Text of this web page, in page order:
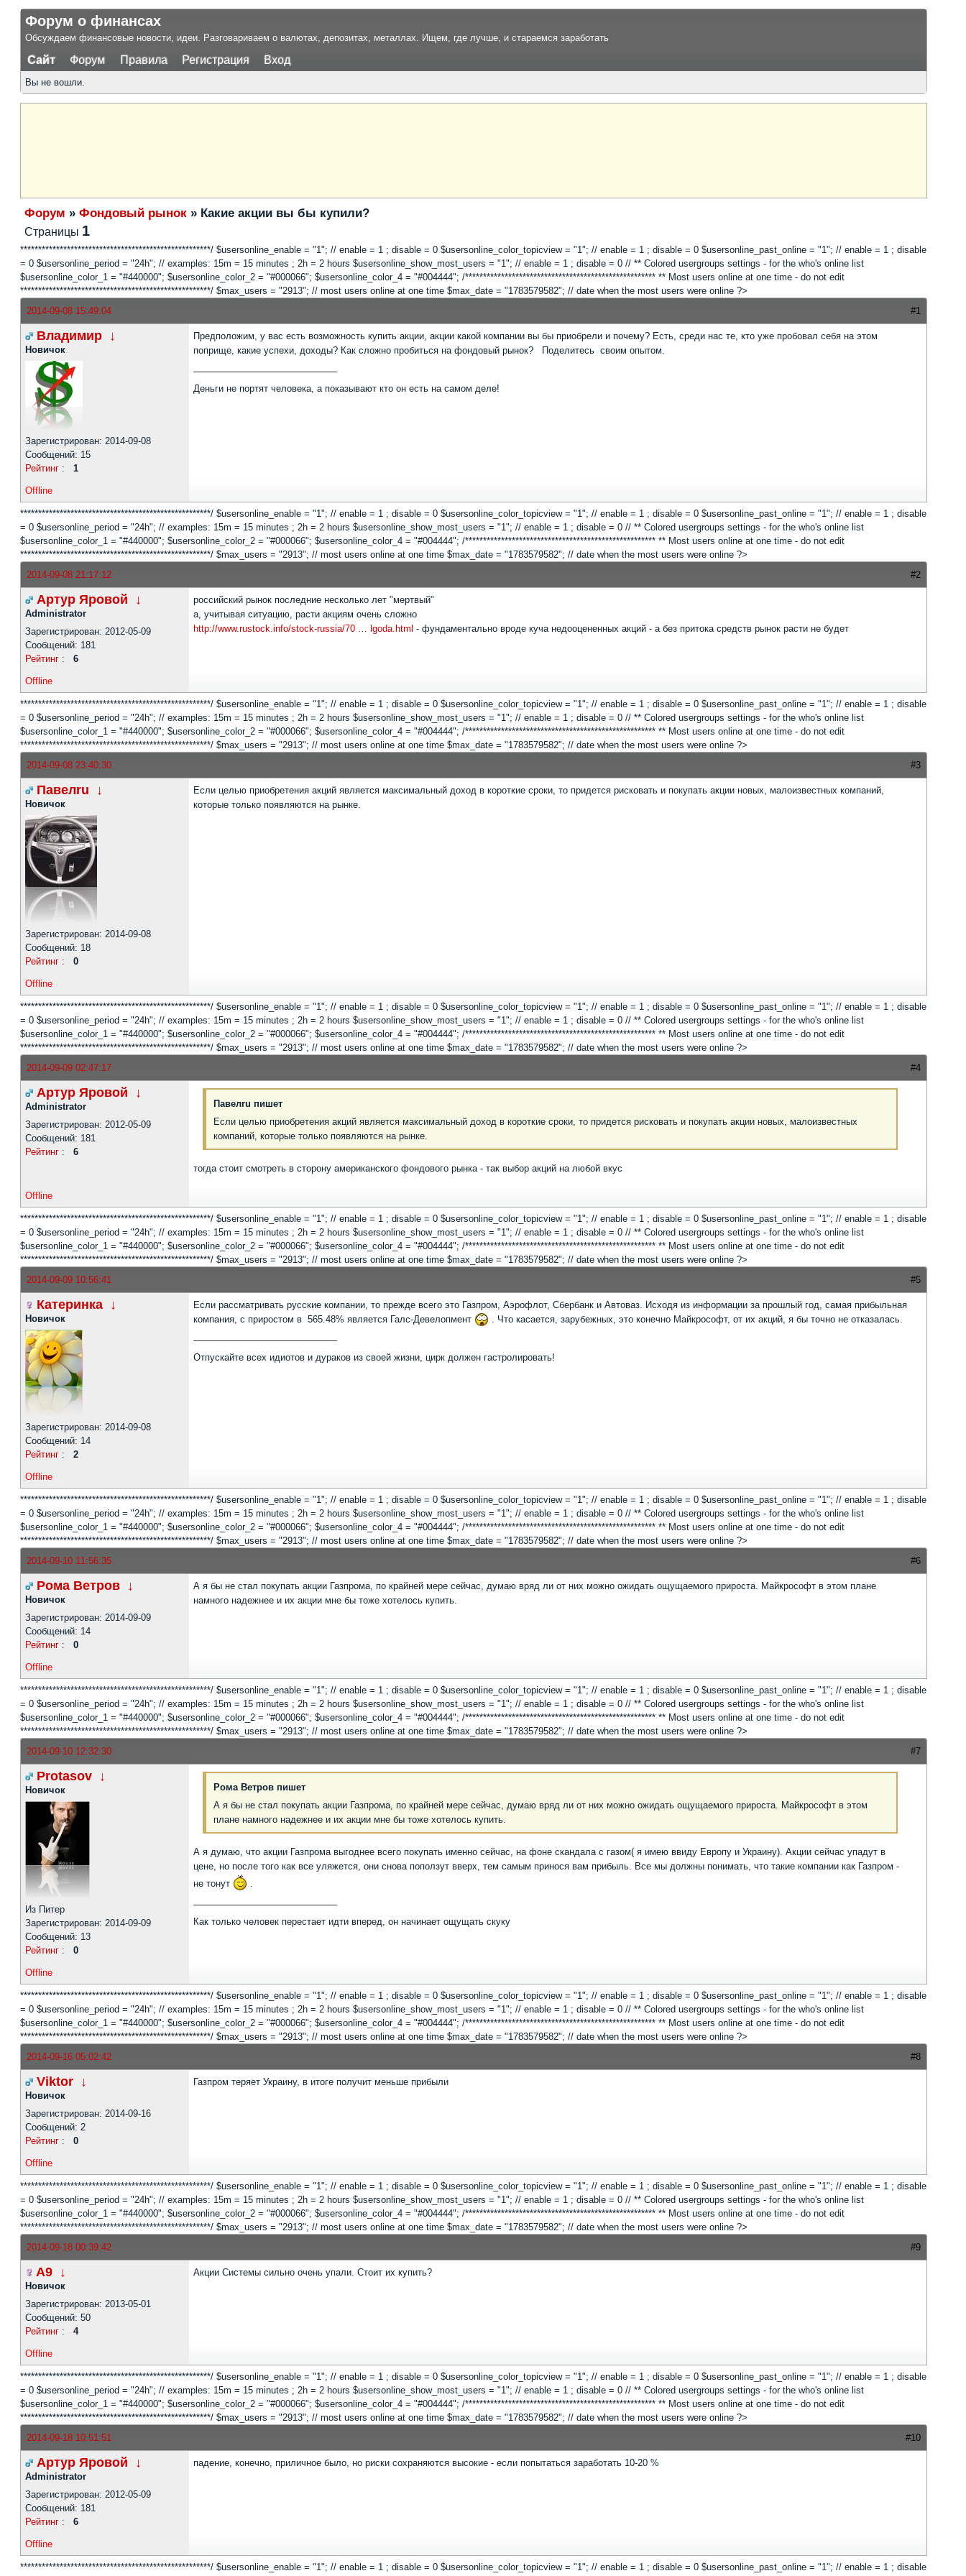
Форум о финансах
Обсуждаем финансовые новости, идеи. Разговариваем о валютах, депозитах, металлах. Ищем, где лучше, и стараемся заработать
Сайт Форум Правила Регистрация Вход
Вы не вошли.
Форум » Фондовый рынок » Какие акции вы бы купили?
Страницы 1
*****************************************************/ $usersonline_enable = "1"; // enable = 1 ; disable = 0 $usersonline_color_topicview = "1"; // enable = 1 ; disable = 0 $usersonline_past_online = "1"; // enable = 1 ; disable
= 0 $usersonline_period = "24h"; // examples: 15m = 15 minutes ; 2h = 2 hours $usersonline_show_most_users = "1"; // enable = 1 ; disable = 0 // ** Colored usergroups settings - for the who's online list
$usersonline_color_1 = "#440000"; $usersonline_color_2 = "#000066"; $usersonline_color_4 = "#004444"; /***************************************************** ** Most users online at one time - do not edit
*****************************************************/ $max_users = "2913"; // most users online at one time $max_date = "1783579582"; // date when the most users were online ?>
#1
2014-09-08 15:49:04
Владимир ↓
Новичок
Зарегистрирован: 2014-09-08
Сообщений: 15
Рейтинг : 1
Предположим, у вас есть возможность купить акции, акции какой компании вы бы приобрели и почему? Есть, среди нас те, кто уже пробовал себя на этом
поприще, какие успехи, доходы? Как сложно пробиться на фондовый рынок? Поделитесь своим опытом.
Деньги не портят человека, а показывают кто он есть на самом деле!
Offline
*****************************************************/ $usersonline_enable = "1"; // enable = 1 ; disable = 0 $usersonline_color_topicview = "1"; // enable = 1 ; disable = 0 $usersonline_past_online = "1"; // enable = 1 ; disable
= 0 $usersonline_period = "24h"; // examples: 15m = 15 minutes ; 2h = 2 hours $usersonline_show_most_users = "1"; // enable = 1 ; disable = 0 // ** Colored usergroups settings - for the who's online list
$usersonline_color_1 = "#440000"; $usersonline_color_2 = "#000066"; $usersonline_color_4 = "#004444"; /***************************************************** ** Most users online at one time - do not edit
*****************************************************/ $max_users = "2913"; // most users online at one time $max_date = "1783579582"; // date when the most users were online ?>
#2
2014-09-08 21:17:12
Артур Яровой ↓
Administrator
Зарегистрирован: 2012-05-09
Сообщений: 181
Рейтинг : 6
российский рынок последние несколько лет "мертвый"
а, учитывая ситуацию, расти акциям очень сложно
http://www.rustock.info/stock-russia/70 … lgoda.html - фундаментально вроде куча недооцененных акций - а без притока средств рынок расти не будет
Offline
*****************************************************/ $usersonline_enable = "1"; // enable = 1 ; disable = 0 $usersonline_color_topicview = "1"; // enable = 1 ; disable = 0 $usersonline_past_online = "1"; // enable = 1 ; disable
= 0 $usersonline_period = "24h"; // examples: 15m = 15 minutes ; 2h = 2 hours $usersonline_show_most_users = "1"; // enable = 1 ; disable = 0 // ** Colored usergroups settings - for the who's online list
$usersonline_color_1 = "#440000"; $usersonline_color_2 = "#000066"; $usersonline_color_4 = "#004444"; /***************************************************** ** Most users online at one time - do not edit
*****************************************************/ $max_users = "2913"; // most users online at one time $max_date = "1783579582"; // date when the most users were online ?>
#3
2014-09-08 23:40:30
Павелru ↓
Новичок
Зарегистрирован: 2014-09-08
Сообщений: 18
Рейтинг : 0
Если целью приобретения акций является максимальный доход в короткие сроки, то придется рисковать и покупать акции новых, малоизвестных компаний,
которые только появляются на рынке.
Offline
*****************************************************/ $usersonline_enable = "1"; // enable = 1 ; disable = 0 $usersonline_color_topicview = "1"; // enable = 1 ; disable = 0 $usersonline_past_online = "1"; // enable = 1 ; disable
= 0 $usersonline_period = "24h"; // examples: 15m = 15 minutes ; 2h = 2 hours $usersonline_show_most_users = "1"; // enable = 1 ; disable = 0 // ** Colored usergroups settings - for the who's online list
$usersonline_color_1 = "#440000"; $usersonline_color_2 = "#000066"; $usersonline_color_4 = "#004444"; /***************************************************** ** Most users online at one time - do not edit
*****************************************************/ $max_users = "2913"; // most users online at one time $max_date = "1783579582"; // date when the most users were online ?>
#4
2014-09-09 02:47:17
Артур Яровой ↓
Administrator
Зарегистрирован: 2012-05-09
Сообщений: 181
Рейтинг : 6
Павелru пишет
Если целью приобретения акций является максимальный доход в короткие сроки, то придется рисковать и покупать акции новых, малоизвестных
компаний, которые только появляются на рынке.
тогда стоит смотреть в сторону американского фондового рынка - так выбор акций на любой вкус
Offline
*****************************************************/ $usersonline_enable = "1"; // enable = 1 ; disable = 0 $usersonline_color_topicview = "1"; // enable = 1 ; disable = 0 $usersonline_past_online = "1"; // enable = 1 ; disable
= 0 $usersonline_period = "24h"; // examples: 15m = 15 minutes ; 2h = 2 hours $usersonline_show_most_users = "1"; // enable = 1 ; disable = 0 // ** Colored usergroups settings - for the who's online list
$usersonline_color_1 = "#440000"; $usersonline_color_2 = "#000066"; $usersonline_color_4 = "#004444"; /***************************************************** ** Most users online at one time - do not edit
*****************************************************/ $max_users = "2913"; // most users online at one time $max_date = "1783579582"; // date when the most users were online ?>
#5
2014-09-09 10:56:41
Катеринка ↓
Новичок
Зарегистрирован: 2014-09-08
Сообщений: 14
Рейтинг : 2
Если рассматривать русские компании, то прежде всего это Газпром, Аэрофлот, Сбербанк и Автоваз. Исходя из информации за прошлый год, самая прибыльная
компания, с приростом в 565.48% является Галс-Девелопмент
. Что касается, зарубежных, это конечно Майкрософт, от их акций, я бы точно не отказалась.
Отпускайте всех идиотов и дураков из своей жизни, цирк должен гастролировать!
Offline
*****************************************************/ $usersonline_enable = "1"; // enable = 1 ; disable = 0 $usersonline_color_topicview = "1"; // enable = 1 ; disable = 0 $usersonline_past_online = "1"; // enable = 1 ; disable
= 0 $usersonline_period = "24h"; // examples: 15m = 15 minutes ; 2h = 2 hours $usersonline_show_most_users = "1"; // enable = 1 ; disable = 0 // ** Colored usergroups settings - for the who's online list
$usersonline_color_1 = "#440000"; $usersonline_color_2 = "#000066"; $usersonline_color_4 = "#004444"; /***************************************************** ** Most users online at one time - do not edit
*****************************************************/ $max_users = "2913"; // most users online at one time $max_date = "1783579582"; // date when the most users were online ?>
#6
2014-09-10 11:56:35
Рома Ветров ↓
Новичок
Зарегистрирован: 2014-09-09
Сообщений: 14
Рейтинг : 0
А я бы не стал покупать акции Газпрома, по крайней мере сейчас, думаю вряд ли от них можно ожидать ощущаемого прироста. Майкрософт в этом плане
намного надежнее и их акции мне бы тоже хотелось купить.
Offline
*****************************************************/ $usersonline_enable = "1"; // enable = 1 ; disable = 0 $usersonline_color_topicview = "1"; // enable = 1 ; disable = 0 $usersonline_past_online = "1"; // enable = 1 ; disable
= 0 $usersonline_period = "24h"; // examples: 15m = 15 minutes ; 2h = 2 hours $usersonline_show_most_users = "1"; // enable = 1 ; disable = 0 // ** Colored usergroups settings - for the who's online list
$usersonline_color_1 = "#440000"; $usersonline_color_2 = "#000066"; $usersonline_color_4 = "#004444"; /***************************************************** ** Most users online at one time - do not edit
*****************************************************/ $max_users = "2913"; // most users online at one time $max_date = "1783579582"; // date when the most users were online ?>
#7
2014-09-10 12:32:30
Protasov ↓
Новичок
Из Питер
Зарегистрирован: 2014-09-09
Сообщений: 13
Рейтинг : 0
Рома Ветров пишет
А я бы не стал покупать акции Газпрома, по крайней мере сейчас, думаю вряд ли от них можно ожидать ощущаемого прироста. Майкрософт в этом
плане намного надежнее и их акции мне бы тоже хотелось купить.
А я думаю, что акции Газпрома выгоднее всего покупать именно сейчас, на фоне скандала с газом( я имею ввиду Европу и Украину). Акции сейчас упадут в
цене, но после того как все уляжется, они снова поползут вверх, тем самым принося вам прибыль. Все мы должны понимать, что такие компании как Газпром -
не тонут
.
Как только человек перестает идти вперед, он начинает ощущать скуку
Offline
*****************************************************/ $usersonline_enable = "1"; // enable = 1 ; disable = 0 $usersonline_color_topicview = "1"; // enable = 1 ; disable = 0 $usersonline_past_online = "1"; // enable = 1 ; disable
= 0 $usersonline_period = "24h"; // examples: 15m = 15 minutes ; 2h = 2 hours $usersonline_show_most_users = "1"; // enable = 1 ; disable = 0 // ** Colored usergroups settings - for the who's online list
$usersonline_color_1 = "#440000"; $usersonline_color_2 = "#000066"; $usersonline_color_4 = "#004444"; /***************************************************** ** Most users online at one time - do not edit
*****************************************************/ $max_users = "2913"; // most users online at one time $max_date = "1783579582"; // date when the most users were online ?>
#8
2014-09-16 05:02:42
Viktor ↓
Новичок
Зарегистрирован: 2014-09-16
Сообщений: 2
Рейтинг : 0
Газпром теряет Украину, в итоге получит меньше прибыли
Offline
*****************************************************/ $usersonline_enable = "1"; // enable = 1 ; disable = 0 $usersonline_color_topicview = "1"; // enable = 1 ; disable = 0 $usersonline_past_online = "1"; // enable = 1 ; disable
= 0 $usersonline_period = "24h"; // examples: 15m = 15 minutes ; 2h = 2 hours $usersonline_show_most_users = "1"; // enable = 1 ; disable = 0 // ** Colored usergroups settings - for the who's online list
$usersonline_color_1 = "#440000"; $usersonline_color_2 = "#000066"; $usersonline_color_4 = "#004444"; /***************************************************** ** Most users online at one time - do not edit
*****************************************************/ $max_users = "2913"; // most users online at one time $max_date = "1783579582"; // date when the most users were online ?>
#9
2014-09-18 00:39:42
A9 ↓
Новичок
Зарегистрирован: 2013-05-01
Сообщений: 50
Рейтинг : 4
Акции Системы сильно очень упали. Стоит их купить?
Offline
*****************************************************/ $usersonline_enable = "1"; // enable = 1 ; disable = 0 $usersonline_color_topicview = "1"; // enable = 1 ; disable = 0 $usersonline_past_online = "1"; // enable = 1 ; disable
= 0 $usersonline_period = "24h"; // examples: 15m = 15 minutes ; 2h = 2 hours $usersonline_show_most_users = "1"; // enable = 1 ; disable = 0 // ** Colored usergroups settings - for the who's online list
$usersonline_color_1 = "#440000"; $usersonline_color_2 = "#000066"; $usersonline_color_4 = "#004444"; /***************************************************** ** Most users online at one time - do not edit
*****************************************************/ $max_users = "2913"; // most users online at one time $max_date = "1783579582"; // date when the most users were online ?>
#10
2014-09-18 10:51:51
Артур Яровой ↓
Administrator
Зарегистрирован: 2012-05-09
Сообщений: 181
Рейтинг : 6
падение, конечно, приличное было, но риски сохраняются высокие - если попытаться заработать 10-20 %
Offline
*****************************************************/ $usersonline_enable = "1"; // enable = 1 ; disable = 0 $usersonline_color_topicview = "1"; // enable = 1 ; disable = 0 $usersonline_past_online = "1"; // enable = 1 ; disable